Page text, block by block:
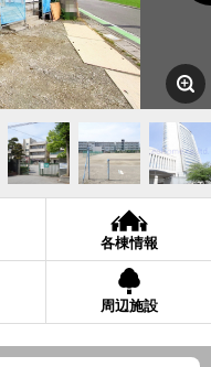
各棟情報
周辺施設